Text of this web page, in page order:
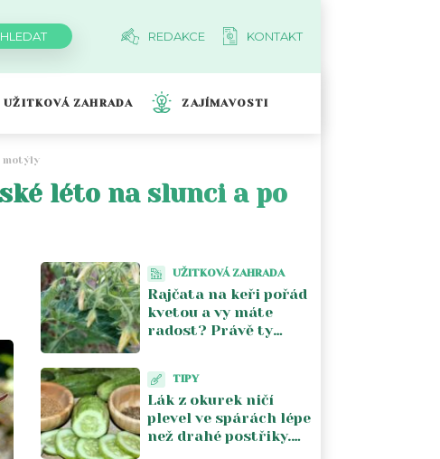
REDAKCE KONTAKT
UŽITKOVÁ ZAHRADA ZAJÍMAVOSTI
motýly
léto na slunci a po
UŽITKOVÁ ZAHRADA
Rajčata na keři pořád
kvetou a vy máte
radost? Právě ty
musíte zastavit
TIPY
Lák z okurek ničí
plevel ve spárách lépe
než drahé postřiky.